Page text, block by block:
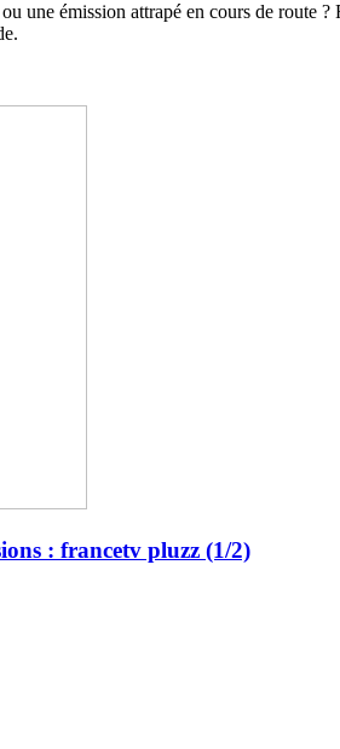
une émission attrapé en cours de
: francetv pluzz (1/2)